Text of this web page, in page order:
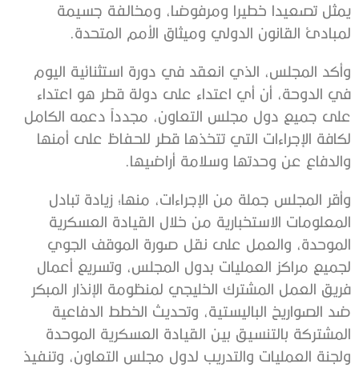
يمثل تصعيدا خطيرا ومرفوضا، ومخالفة جسيمة
لمبادئ القانون الدولي وميثاق الأمم المتحدة.
وأكد المجلس، الذي انعقد في دورة استثنائية اليوم
في الدوحة، أن أي اعتداء على دولة قطر هو اعتداء
على جميع دول مجلس التعاون، مجدداً دعمه الكامل
لكافة الإجراءات التي تتخذها قطر للحفاظ على أمنها
والدفاع عن وحدتها وسلامة أراضيها.
وأقر المجلس جملة من الإجراءات، منها؛ زيادة تبادل
المعلومات الاستخبارية من خلال القيادة العسكرية
الموحدة، والعمل على نقل صورة الموقف الجوي
لجميع مراكز العمليات بدول المجلس، وتسريع أعمال
فريق العمل المشترك الخليجي لمنظومة الإنذار المبكر
ضد الصواريخ الباليستية، وتحديث الخطط الدفاعية
المشتركة بالتنسيق بين القيادة العسكرية الموحدة
ولجنة العمليات والتدريب لدول مجلس التعاون، وتنفيذ